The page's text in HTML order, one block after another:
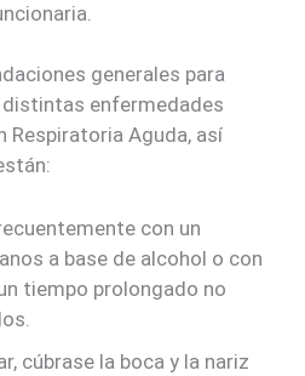
generales para
enfermedades
Respiratoria Aguda, así
con un
a base de alcohol o con
tiempo prolongado no
cúbrase la boca y la nariz